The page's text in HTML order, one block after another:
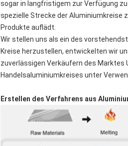
sogar in langfristigem zur Verfügung
spezielle Strecke der Aluminiumkreise
Produkte auflädt.
Wir stellen uns als ein des
Kreise herzustellen, entwickelten wir
zuverlässigen Verkäufern des
Handelsaluminiumkreises unter
Erstellen des Verfahrens aus